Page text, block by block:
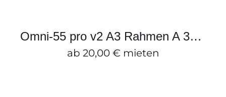
DETAILS
Omni-55 pro v2 A3 Rahmen A 310×2480
ab 20,00 € mieten